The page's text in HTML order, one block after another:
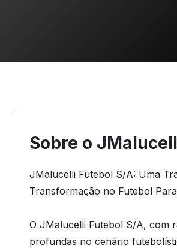
Sobre o
JMalucelli Futebol S/A: Uma
Transformação no Futebol
O JMalucelli Futebol S/A, com
profundas no cenário